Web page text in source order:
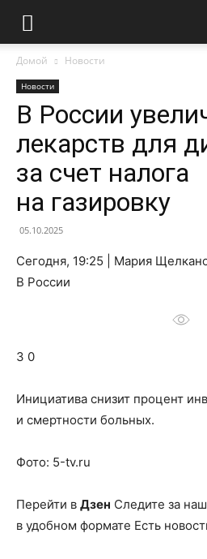
Домой Новости
Новости
В России
лекарств для
за счет налога
на газировку
05.10.2025
Сегодня, 19:25 | Мария
В России
3 0
Инициатива снизит процент
и смертности больных.
Фото: 5-tv.ru
Перейти в Дзен Следите за
в удобном формате Есть